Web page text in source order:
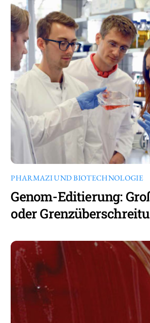
PHARMAZI UND BIOTECHNOLOGIE
Genom-Editierung:
oder